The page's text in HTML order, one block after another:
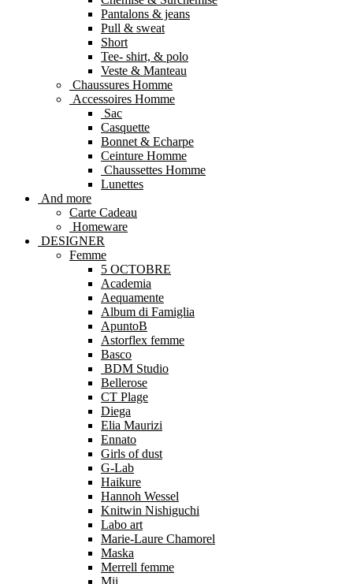
Pantalons & jeans
Pull & sweat
Short
Tee- shirt, & polo
Veste & Manteau
Chaussures Homme
Accessoires Homme
Sac
Casquette
Bonnet & Echarpe
Ceinture Homme
Chaussettes Homme
Lunettes
And more
Carte Cadeau
Homeware
DESIGNER
Femme
5 OCTOBRE
Academia
Aequamente
Album di Famiglia
ApuntoB
Astorflex femme
Basco
BDM Studio
Bellerose
CT Plage
Diega
Elia Maurizi
Ennato
Girls of dust
G-Lab
Haikure
Hannoh Wessel
Knitwin Nishiguchi
Labo art
Marie-Laure Chamorel
Maska
Merrell femme
Mii